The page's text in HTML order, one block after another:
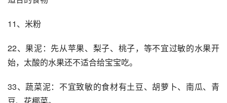
11、米粉
22、果泥：先从苹果、梨子、桃子，等不宜过敏的水果开
始，太酸的水果还不适合给宝宝吃。
33、蔬菜泥：不宜致敏的食材有土豆、胡萝卜、南瓜、青